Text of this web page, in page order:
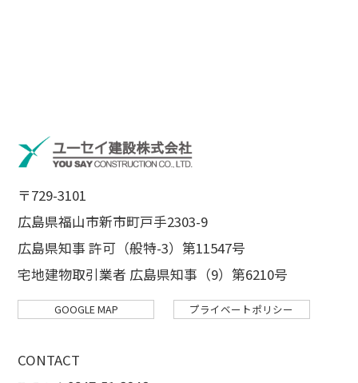
〒729-3101
広島県福山市新市町戸手2303-9
広島県知事 許可（般特-3）第11547号
宅地建物取引業者 広島県知事（9）第6210号
GOOGLE MAP プライベートポリシー
CONTACT